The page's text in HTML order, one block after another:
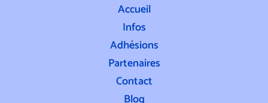
Accueil
Infos
Adhésions
Partenaires
Contact